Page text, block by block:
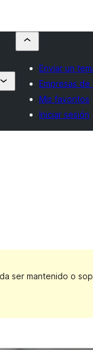
Enviar un
Empresas
Mis favoritos
Iniciar sesión
ser mantenido o